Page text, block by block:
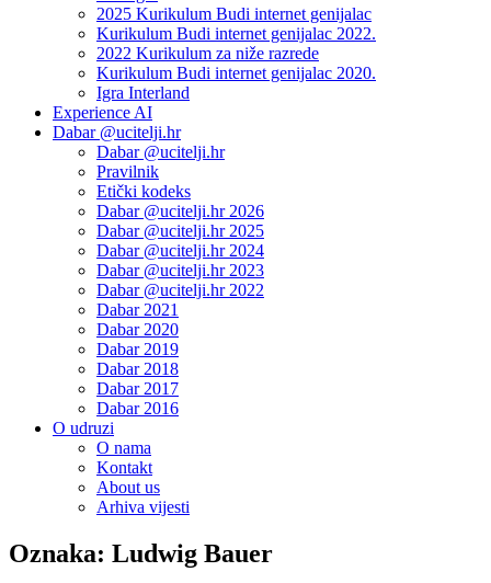
2025 Kurikulum Budi internet genijalac
Kurikulum Budi internet genijalac 2022.
2022 Kurikulum za niže razrede
Kurikulum Budi internet genijalac 2020.
Igra Interland
Experience AI
Dabar @ucitelji.hr
Dabar @ucitelji.hr
Pravilnik
Etički kodeks
Dabar @ucitelji.hr 2026
Dabar @ucitelji.hr 2025
Dabar @ucitelji.hr 2024
Dabar @ucitelji.hr 2023
Dabar @ucitelji.hr 2022
Dabar 2021
Dabar 2020
Dabar 2019
Dabar 2018
Dabar 2017
Dabar 2016
O udruzi
O nama
Kontakt
About us
Arhiva vijesti
Oznaka: Ludwig Bauer